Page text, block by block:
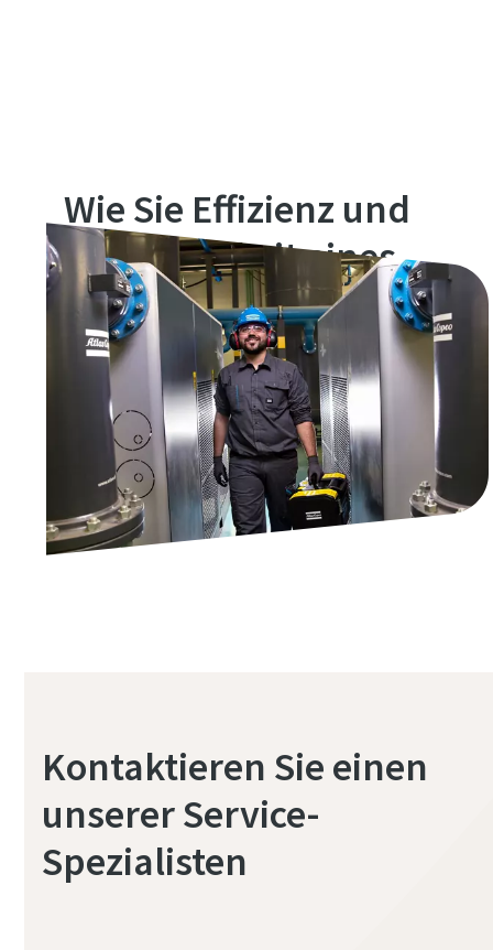
Wie Sie Effizienz und
Verfügbarkeit eines
Kompressors
verbessern können
Ein guter Wartungsplan holt das Beste aus Ihrer
Investition heraus und verwaltet Ihre Ressourcen
effektiv. Sie müssen sich keine Gedanken über den
Teilebestand, die Geräteüberwachung,
Wartungsarbeiten und Reparaturen machen.
Kontaktieren Sie einen
unserer Service-
Spezialisten